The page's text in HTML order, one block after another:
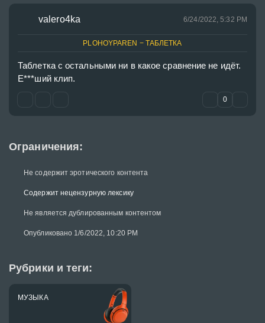
Ограничения:
Не содержит эротического контента
Содержит нецензурную лексику
Не является дублированным контентом
Опубликовано 1/6/2022, 10:20 PM
Рубрики и теги:
МУЗЫКА
valero4ka 6/24/2022, 5:32 PM
PLOHOYPAREN − ТАБЛЕТКА
Таблетка с остальными ни в какое сравнение не идёт.
Е***ший клип.
0